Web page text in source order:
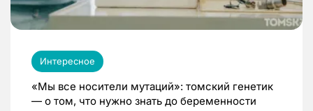
Интересное
«Мы все носители мутаций»: томский генетик
— о том, что нужно знать до беременности